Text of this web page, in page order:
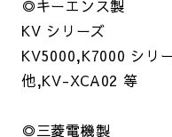
◎キーエンス製
KV シリーズ
KV5000,K7000 シリ
他,KV-XCA02 等
◎三菱電機製